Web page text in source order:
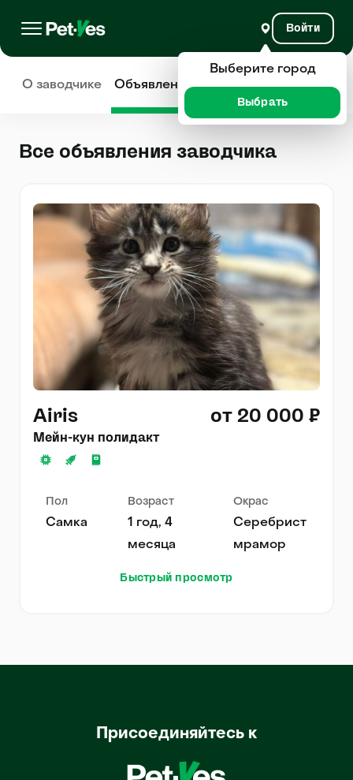
Войти
О заводчике Объявления Отзывы
Все объявления заводчика
Airis от 20 000 ₽
Мейн-кун полидакт
Пол
Самка
Возраст
1 год, 4
месяца
Окрас
Серебристый
мрамор
Быстрый просмотр
Присоединяйтесь к
Выберите город
Выбрать